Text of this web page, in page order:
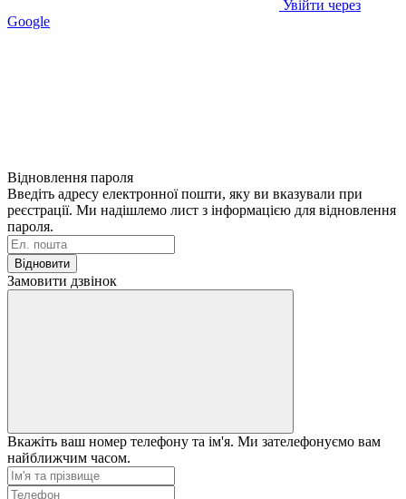
Увійти через
Google
Відновлення пароля
Введіть адресу електронної пошти, яку ви вказували при
реєстрації. Ми надішлемо лист з інформацією для відновлення
пароля.
Відновити
Замовити дзвінок
Вкажіть ваш номер телефону та ім'я. Ми зателефонуємо вам
найближчим часом.